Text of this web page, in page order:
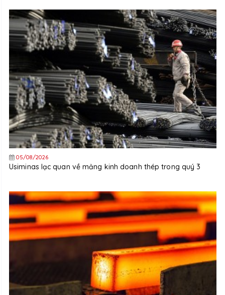
05/08/2026
Usiminas lạc quan về mảng kinh doanh thép trong quý 3